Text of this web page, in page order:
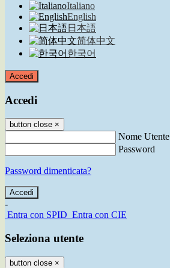
Italiano
English
日本語
简体中文
한국어
Accedi
Accedi
button close ×
Nome Utente
Password
Password dimenticata?
-
Entra con SPID Entra con CIE
Seleziona utente
button close ×